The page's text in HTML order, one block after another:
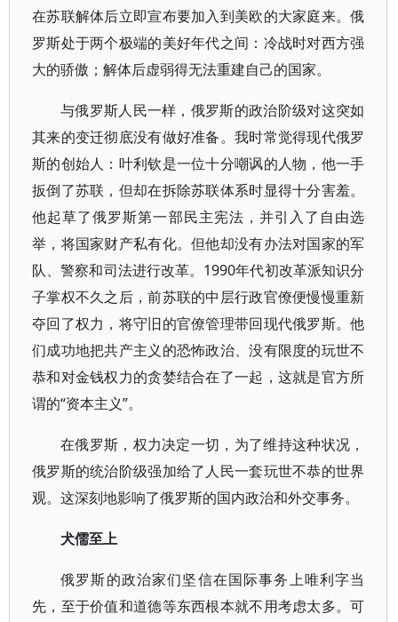
在苏联解体后立即宣布要加入到美欧的大家庭来。俄
罗斯处于两个极端的美好年代之间：冷战时对西方强
大的骄傲；解体后虚弱得无法重建自己的国家。
与俄罗斯人民一样，俄罗斯的政治阶级对这突如
其来的变迁彻底没有做好准备。我时常觉得现代俄罗
斯的创始人：叶利钦是一位十分嘲讽的人物，他一手
扳倒了苏联，但却在拆除苏联体系时显得十分害羞。
他起草了俄罗斯第一部民主宪法，并引入了自由选
举，将国家财产私有化。但他却没有办法对国家的军
队、警察和司法进行改革。1990年代初改革派知识分
子掌权不久之后，前苏联的中层行政官僚便慢慢重新
夺回了权力，将守旧的官僚管理带回现代俄罗斯。他
们成功地把共产主义的恐怖政治、没有限度的玩世不
恭和对金钱权力的贪婪结合在了一起，这就是官方所
谓的“资本主义”。
在俄罗斯，权力决定一切，为了维持这种状况，
俄罗斯的统治阶级强加给了人民一套玩世不恭的世界
观。这深刻地影响了俄罗斯的国内政治和外交事务。
犬儒至上
俄罗斯的政治家们坚信在国际事务上唯利字当
先，至于价值和道德等东西根本就不用考虑太多。可